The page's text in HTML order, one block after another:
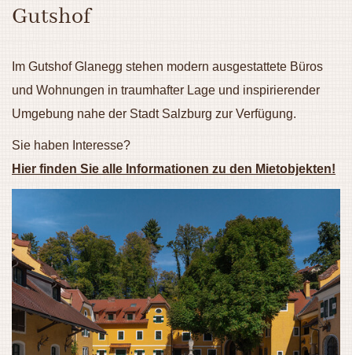
Gutshof
Im Gutshof Glanegg stehen modern ausgestattete Büros
und Wohnungen in traumhafter Lage und inspirierender
Umgebung nahe der Stadt Salzburg zur Verfügung.
Sie haben Interesse?
Hier finden Sie alle Informationen zu den Mietobjekten!